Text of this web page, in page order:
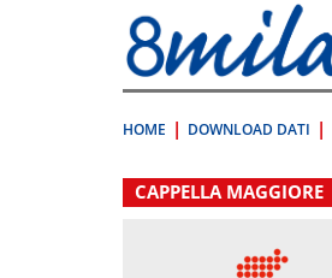
direttamente
a:
Contenuto
HOME DOWNLOAD DATI
.
CAPPELLA MAGGIORE